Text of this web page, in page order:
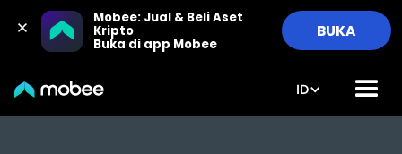
Mobee: Jual & Beli Aset
Kripto
Buka di app Mobee
BUKA
ID